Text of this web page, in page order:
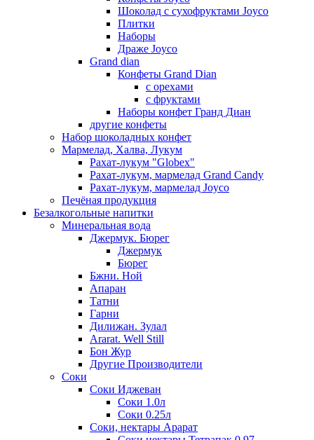
Шоколад с сухофруктами Joyco
Плитки
Наборы
Драже Joyco
Grand dian
Конфеты Grand Dian
с орехами
с фруктами
Наборы конфет Гранд Диан
другие конфеты
Набор шоколадных конфет
Мармелад, Халва, Лукум
Рахат-лукум "Globex"
Рахат-лукум, мармелад Grand Candy
Рахат-лукум, мармелад Joyco
Печёная продукция
Безалкогольные напитки
Минеральная вода
Джермук. Бюрег
Джермук
Бюрег
Бжни. Ной
Апаран
Татни
Гарни
Дилижан. Зулал
Ararat. Well Still
Бон Жур
Другие Производители
Соки
Соки Иджеван
Соки 1.0л
Соки 0.25л
Соки, нектары Арарат